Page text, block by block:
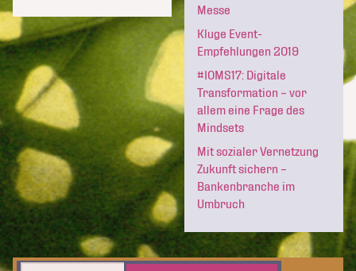
Messe
Kluge Event-
Empfehlungen 2019
#IOMS17: Digitale
Transformation – vor
allem eine Frage des
Mindsets
Mit sozialer Vernetzung
Zukunft sichern –
Bankenbranche im
Umbruch